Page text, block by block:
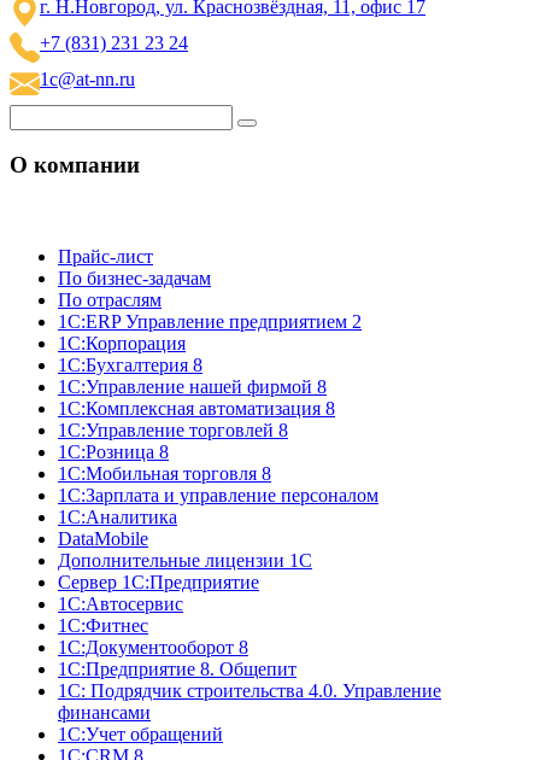
г. Н.Новгород, ул. Краснозвёздная, 11, офис 17
+7 (831) 231 23 24
1c@at-nn.ru
О компании
Прайс-лист
По бизнес-задачам
По отраслям
1C:ERP Управление предприятием 2
1С:Корпорация
1С:Бухгалтерия 8
1С:Управление нашей фирмой 8
1С:Комплексная автоматизация 8
1С:Управление торговлей 8
1С:Розница 8
1С:Мобильная торговля 8
1С:Зарплата и управление персоналом
1С:Аналитика
DataMobile
Дополнительные лицензии 1С
Сервер 1С:Предприятие
1С:Автосервис
1С:Фитнес
1С:Документооборот 8
1С:Предприятие 8. Общепит
1С: Подрядчик строительства 4.0. Управление
финансами
1С:Учет обращений